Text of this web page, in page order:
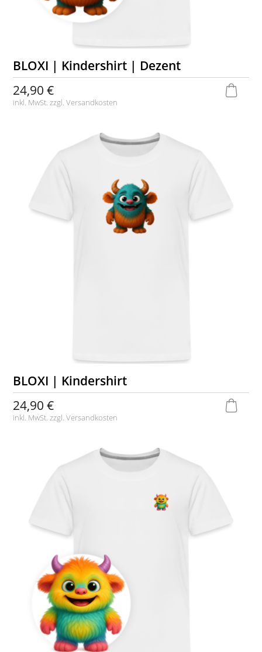
BLOXI | Kindershirt | Dezent
24,90 €
inkl. MwSt. zzgl.Versandkosten
BLOXI | Kindershirt
24,90 €
inkl. MwSt. zzgl.Versandkosten